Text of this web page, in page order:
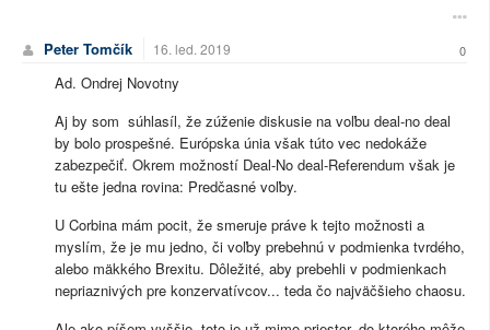
Peter Tomčík 16. led. 2019 0
Ad. Ondrej Novotny
Aj by som súhlasíl, že zúženie diskusie na voľbu deal-no deal
by bolo prospešné. Európska únia však túto vec nedokáže
zabezpečiť. Okrem možností Deal-No deal-Referendum však je
tu ešte jedna rovina: Predčasné voľby.
U Corbina mám pocit, že smeruje práve k tejto možnosti a
myslím, že je mu jedno, či voľby prebehnú v podmienka tvrdého,
alebo mäkkého Brexitu. Dôležité, aby prebehli v podmienkach
nepriaznivých pre konzervatívcov... teda čo najväčšieho chaosu.